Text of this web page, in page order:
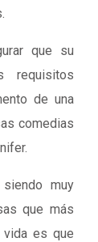
que su
requisitos
de una
comedias
muy
que más
es que